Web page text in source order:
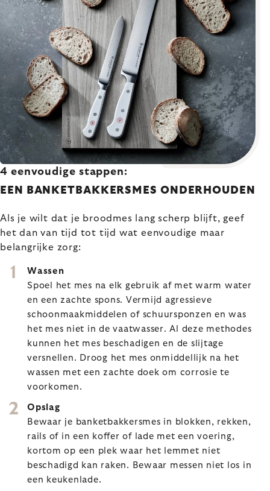
4 eenvoudige stappen:
EEN BANKETBAKKERSMES ONDERHOUDEN
Als je wilt dat je broodmes lang scherp blijft, geef
het dan van tijd tot tijd wat eenvoudige maar
belangrijke zorg:
Wassen
Spoel het mes na elk gebruik af met warm water
en een zachte spons. Vermijd agressieve
schoonmaakmiddelen of schuursponzen en was
het mes niet in de vaatwasser. Al deze methodes
kunnen het mes beschadigen en de slijtage
versnellen. Droog het mes onmiddellijk na het
wassen met een zachte doek om corrosie te
voorkomen.
Opslag
Bewaar je banketbakkersmes in blokken, rekken,
rails of in een koffer of lade met een voering,
kortom op een plek waar het lemmet niet
beschadigd kan raken. Bewaar messen niet los in
een keukenlade.